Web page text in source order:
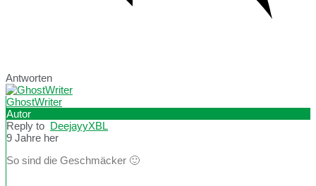
Antworten
GhostWriter
Autor
Reply to DeejayyXBL
9 Jahre her
So sind die Geschmäcker 🙂